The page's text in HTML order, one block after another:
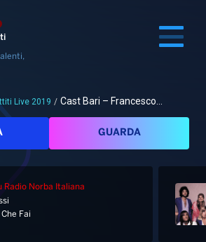
Cerca
Live 2019 / Cast Bari – Francesco...
GUARDA
Radio Norba Italiana
Fai